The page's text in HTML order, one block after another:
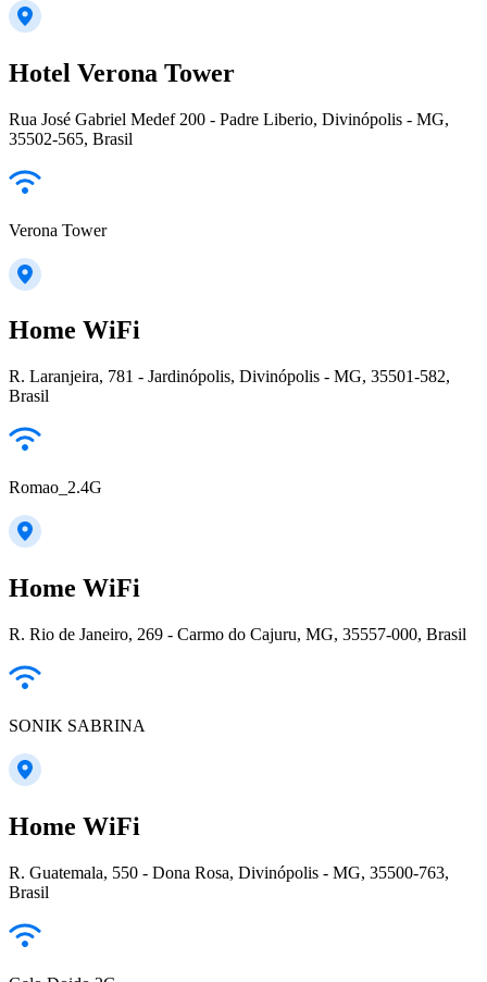
Hotel Verona Tower
Rua José Gabriel Medef 200 - Padre Liberio, Divinópolis - MG,
35502-565, Brasil
Verona Tower
Home WiFi
R. Laranjeira, 781 - Jardinópolis, Divinópolis - MG, 35501-582,
Brasil
Romao_2.4G
Home WiFi
R. Rio de Janeiro, 269 - Carmo do Cajuru, MG, 35557-000, Brasil
SONIK SABRINA
Home WiFi
R. Guatemala, 550 - Dona Rosa, Divinópolis - MG, 35500-763,
Brasil